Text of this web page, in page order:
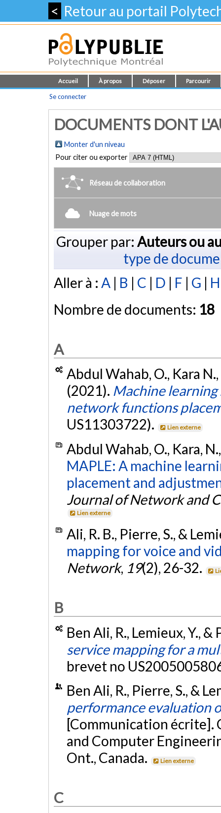
< Retour au portail
Accueil À propos Déposer Parcourir
Se connecter
DOCUMENTS DONT
Monter d'un niveau
Pour citer ou exporter
Réseau de collaboration
Nuage de mots
Grouper par: Auteurs ou
type de
Aller à : A | B | C | D | F | G | H
Nombre de documents: 18
A
Abdul Wahab, O., Kara
(2021). Machine
network functions
US11303722).
Lien externe
Abdul Wahab, O., Kara,
MAPLE: A machine
placement and
Journal of Network and
Lien externe
Ali, R. B., Pierre, S., &
mapping for voice and
Network, 19(2), 26-32.
B
Ben Ali, R., Lemieux, Y.,
service mapping for a
brevet no
Ben Ali, R., Pierre, S., &
performance evaluation
[Communication écrite].
and Computer
Ont., Canada.
Lien externe
C